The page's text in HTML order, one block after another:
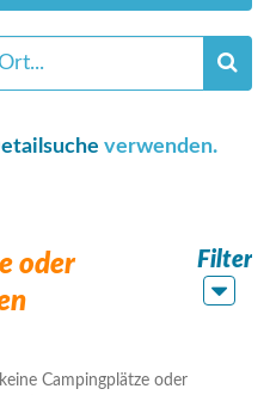
verwenden.
oder
Filter
Campingplätze oder